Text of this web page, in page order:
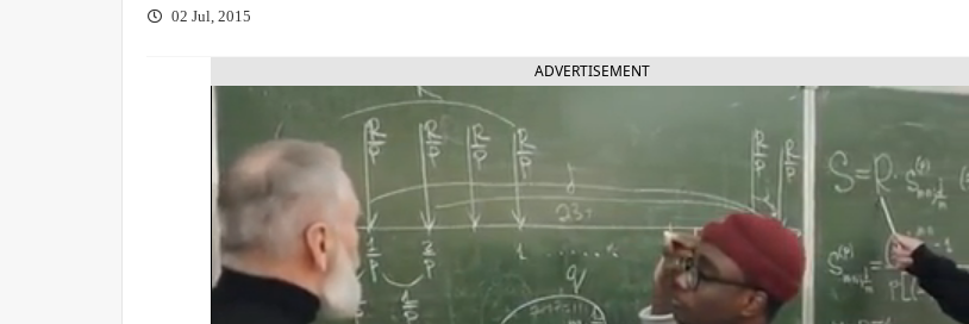
02 Jul, 2015
ADVERTISEMENT